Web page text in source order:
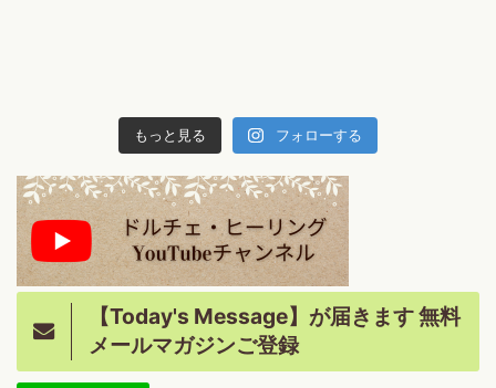
もっと見る フォローする
【Today's Message】が届きます 無料
メールマガジンご登録